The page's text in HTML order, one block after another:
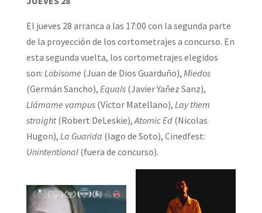
El jueves 28 arranca a las 17:00 con la segunda parte
de la proyección de los cortometrajes a concurso. En
esta segunda vuelta, los cortometrajes elegidos
son: Lobisome (Juan de Dios Guarduño), Miedos
(Germán Sancho), Equals (Javier Yañez Sanz),
Llámame vampus (Víctor Matellano), Lay them
straight(Robert DeLeskie),Atomic Ed(Nicolas
Hugon), La Guarida (Iago de Soto), Cinedfest:
Unintentional (fuera de concurso).